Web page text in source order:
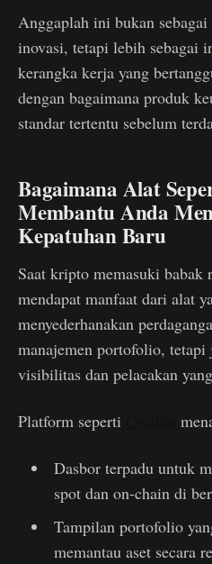
Anggaplah ini bukan
inovasi, tetapi lebih sebagai
kerangka kerja yang
dengan bagaimana produk
standar tertentu sebelum
Bagaimana Alat
Membantu Anda
Kepatuhan Baru
Saat kripto memasuki babak
mendapat manfaat dari alat
menyederhanakan
manajemen portofolio, tetapi
visibilitas dan pelacakan
Platform seperti
Dasbor terpadu untuk
spot dan on-chain di
Tampilan portofolio
memantau aset secara